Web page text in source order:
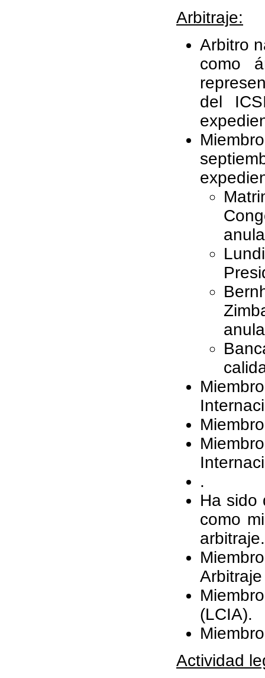
Arbitraje:
Arbitro
como
del
.
Ha sido
como
(LCIA).
Actividad